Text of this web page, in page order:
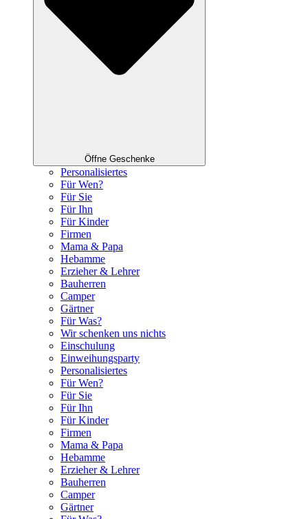
Öffne Geschenke
Personalisiertes
Für Wen?
Für Sie
Für Ihn
Für Kinder
Firmen
Mama & Papa
Hebamme
Erzieher & Lehrer
Bauherren
Camper
Gärtner
Für Was?
Wir schenken uns nichts
Einschulung
Einweihungsparty
Personalisiertes
Für Wen?
Für Sie
Für Ihn
Für Kinder
Firmen
Mama & Papa
Hebamme
Erzieher & Lehrer
Bauherren
Camper
Gärtner